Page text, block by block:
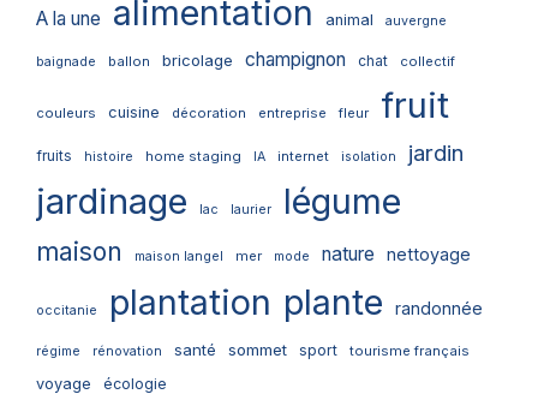
A la une alimentation animal auvergne
baignade ballon bricolage champignon chat collectif
couleurs cuisine décoration entreprise fleur fruit
fruits histoire home staging IA internet isolation jardin
jardinage lac laurier légume
maison maison langel mer mode nature nettoyage
occitanie plantation plante randonnée
régime rénovation santé sommet sport tourisme français
voyage écologie